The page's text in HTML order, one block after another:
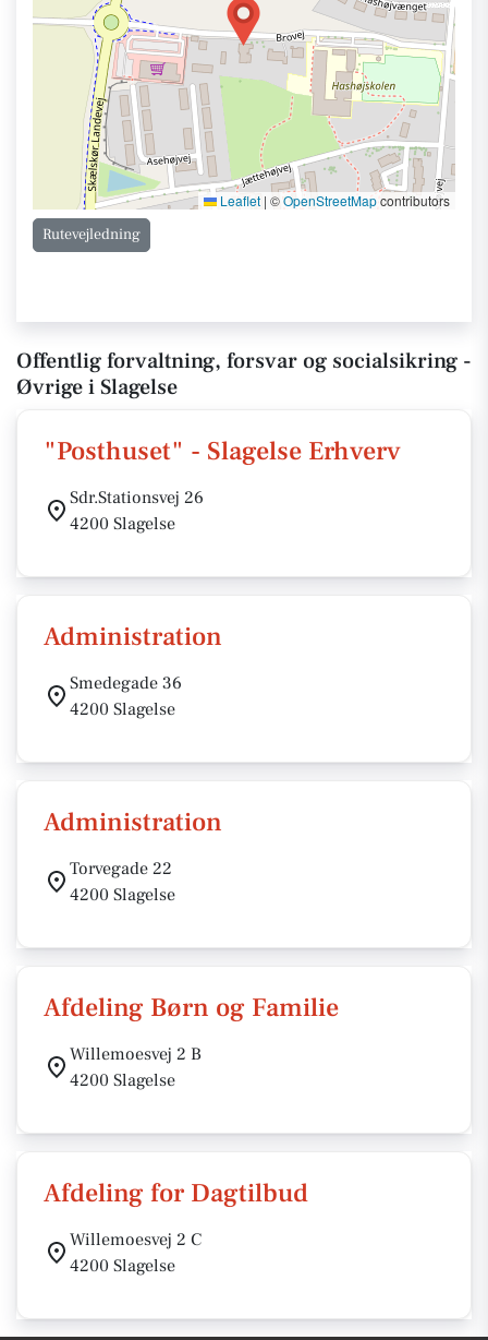
Leaflet | ©OpenStreetMapcontributors
Rutevejledning
Offentlig forvaltning, forsvar og socialsikring -
Øvrige i Slagelse
"Posthuset" - Slagelse Erhverv
Sdr.Stationsvej 26
4200 Slagelse
Administration
Smedegade 36
4200 Slagelse
Administration
Torvegade 22
4200 Slagelse
Afdeling Børn og Familie
Willemoesvej 2 B
4200 Slagelse
Afdeling for Dagtilbud
Willemoesvej 2 C
4200 Slagelse